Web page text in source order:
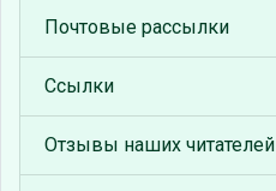
Почтовые рассылки
Ссылки
Отзывы наших читателей